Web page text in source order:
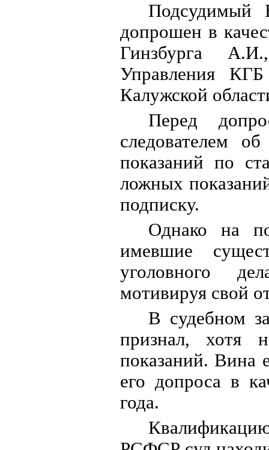
Подсудимый
допрошен в
Гинзбурга
Управления
Калужской
Перед
следователем
показаний по
ложных
подписку.
Однако на
имевшие
уголовного
мотивируя свой
В судебном
признал, хотя
показаний. Вина
его допроса в
года.